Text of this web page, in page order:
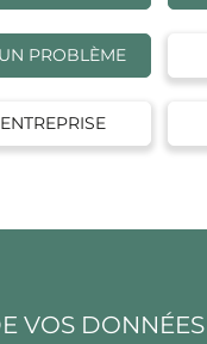
PROBLÈME
VOS DONNÉES